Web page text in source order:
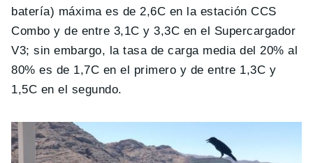
batería) máxima es de 2,6C en la estación CCS
Combo y de entre 3,1C y 3,3C en el Supercargador
V3; sin embargo, la tasa de carga media del 20% al
80% es de 1,7C en el primero y de entre 1,3C y
1,5C en el segundo.